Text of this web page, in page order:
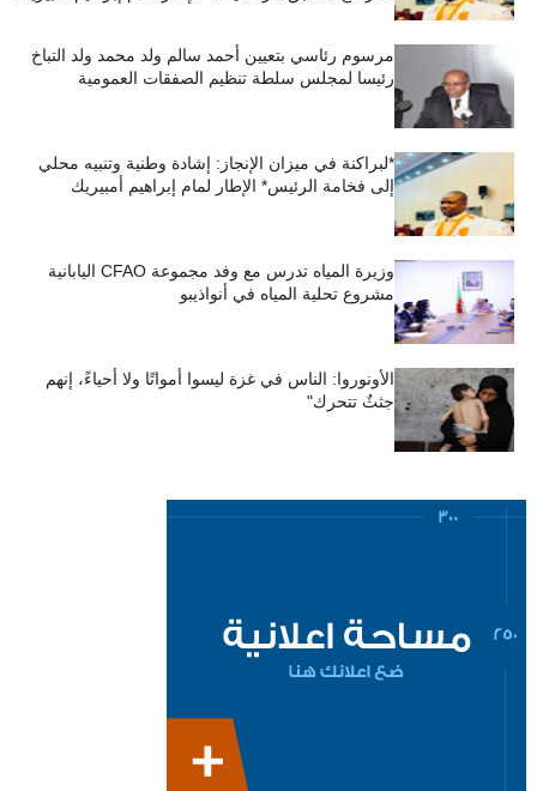
مرسوم رئاسي بتعيين أحمد سالم ولد محمد ولد التباخ
رئيسا لمجلس سلطة تنظيم الصفقات العمومية
*لبراكنة في ميزان الإنجاز: إشادة وطنية وتنبيه محلي
إلى فخامة الرئيس* الإطار لمام إبراهيم أمبيريك
وزيرة المياه تدرس مع وفد مجموعة CFAO اليابانية
مشروع تحلية المياه في أنواذيبو
الأونوروا: الناس في غزة ليسوا أمواتًا ولا أحياءً، إنهم
جثثٌ تتحرك"